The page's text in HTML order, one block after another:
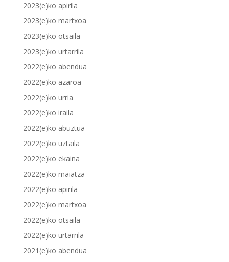
2023(e)ko apirila
2023(e)ko martxoa
2023(e)ko otsaila
2023(e)ko urtarrila
2022(e)ko abendua
2022(e)ko azaroa
2022(e)ko urria
2022(e)ko iraila
2022(e)ko abuztua
2022(e)ko uztaila
2022(e)ko ekaina
2022(e)ko maiatza
2022(e)ko apirila
2022(e)ko martxoa
2022(e)ko otsaila
2022(e)ko urtarrila
2021(e)ko abendua